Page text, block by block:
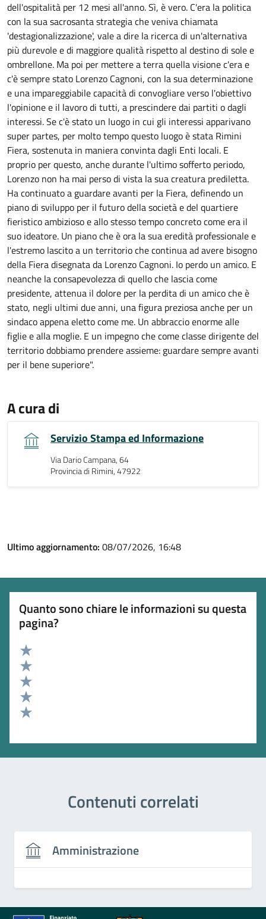
dell'ospitalità per 12 mesi all'anno. Sì, è vero. C'era la politica
con la sua sacrosanta strategia che veniva chiamata
'destagionalizzazione', vale a dire la ricerca di un'alternativa
più durevole e di maggiore qualità rispetto al destino di sole e
ombrellone. Ma poi per mettere a terra quella visione c'era e
c'è sempre stato Lorenzo Cagnoni, con la sua determinazione
e una impareggiabile capacità di convogliare verso l'obiettivo
l'opinione e il lavoro di tutti, a prescindere dai partiti o dagli
interessi. Se c'è stato un luogo in cui gli interessi apparivano
super partes, per molto tempo questo luogo è stata Rimini
Fiera, sostenuta in maniera convinta dagli Enti locali. E
proprio per questo, anche durante l'ultimo sofferto periodo,
Lorenzo non ha mai perso di vista la sua creatura prediletta.
Ha continuato a guardare avanti per la Fiera, definendo un
piano di sviluppo per il futuro della società e del quartiere
fieristico ambizioso e allo stesso tempo concreto come era il
suo ideatore. Un piano che è ora la sua eredità professionale e
l'estremo lascito a un territorio che continua ad avere bisogno
della Fiera disegnata da Lorenzo Cagnoni. Io perdo un amico. E
neanche la consapevolezza di quello che lascia come
presidente, attenua il dolore per la perdita di un amico che è
stato, negli ultimi due anni, una figura preziosa anche per un
sindaco appena eletto come me. Un abbraccio enorme alle
figlie e alla moglie. E un impegno che come classe dirigente del
territorio dobbiamo prendere assieme: guardare sempre avanti
per il bene superiore".
A cura di
Servizio Stampa ed Informazione
Via Dario Campana, 64
Provincia di Rimini, 47922
Ultimo aggiornamento: 08/07/2026, 16:48
Quanto sono chiare le informazioni su questa
pagina?
Valuta 5 stelle su 5
Valuta 4 stelle su 5
Valuta 3 stelle su 5
Valuta 2 stelle su 5
Contenuti correlati
Amministrazione